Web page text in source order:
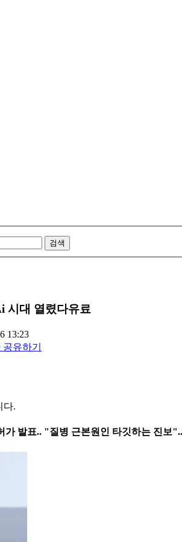
검색
시대 열렸다유료
13:23
유하기
다.
발표.. "질병 근본원인 타깃하는 진보